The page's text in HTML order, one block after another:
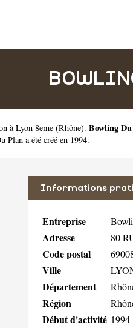
à Lyon 8eme (Rhône). Bowling
Plan a été créé en 1994.
Informations
Entreprise
Adresse 80
Code postal
Ville
Département
Région
Début d'activité 1994